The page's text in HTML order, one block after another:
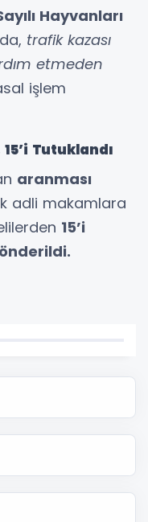
Hayvanları
trafik kazası
etmeden
işlem
Tutuklandı
aranması
adli makamlara
15’i